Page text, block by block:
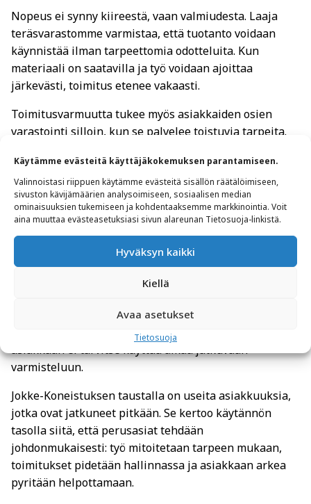
Käytämme evästeitä käyttäjäkokemuksen parantamiseen.
Valinnoistasi riippuen käytämme evästeitä sisällön räätälöimiseen,
sivuston kävijämäärien analysoimiseen, sosiaalisen median
ominaisuuksien tukemiseen ja kohdentaaksemme markkinointia. Voit
aina muuttaa evästeasetuksiasi sivun alareunan Tietosuoja-linkistä.
Hyväksyn kaikki
Kiellä
Avaa asetukset
Tietosuoja
Nopeus ei synny kiireestä, vaan valmiudesta. Laaja
teräsvarastomme varmistaa, että tuotanto voidaan
käynnistää ilman tarpeettomia odotteluita. Kun
materiaali on saatavilla ja työ voidaan ajoittaa
järkevästi, toimitus etenee vakaasti.
Toimitusvarmuutta tukee myös asiakkaiden osien
varastointi silloin, kun se palvelee toistuvia tarpeita.
kokonaisuutta, kun työhön sisältyy esimerkiksi
pinnoitusta, karkaisua tai hiontaa osana toimitusta.
Pitkäaikaiset asiakassuhteet
kertovat toimintamallin
toimivuudesta
yhteistyö on ennakoitavaa. Kun osat valmistuvat
sovitussa aikataulussa ja viestintä pysyy selkeänä,
asiakkaan ei tarvitse käyttää aikaa jatkuvaan
varmisteluun.
Jokke-Koneistuksen taustalla on useita asiakkuuksia,
jotka ovat jatkuneet pitkään. Se kertoo käytännön
tasolla siitä, että perusasiat tehdään
johdonmukaisesti: työ mitoitetaan tarpeen mukaan,
toimitukset pidetään hallinnassa ja asiakkaan arkea
pyritään helpottamaan.